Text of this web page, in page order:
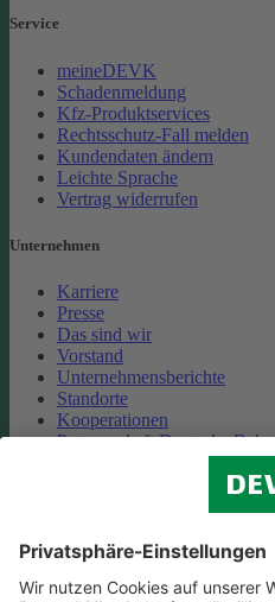
Service
meineDEVK
Schadenmeldung
Kfz-Produktservices
Rechtsschutz-Fall melden
Kundendaten ändern
Leichte Sprache
Vertrag widerrufen
Unternehmen
Karriere
Presse
Das sind wir
Vorstand
Unternehmensberichte
Standorte
Kooperationen
Partnerschaft Deutsche Bahn